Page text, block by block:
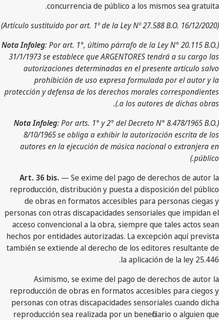
concurrencia de público a los mismos sea gratuita.
(Artículo sustituido por art. 1º de la Ley Nº 27.588 B.O. 16/12/2020)
(
Nota Infoleg: Por art. 1°, último párrafo de la Ley N° 20.115 B.O.
31/1/1973 se establece que ARGENTORES tendrá a su cargo las
autorizaciones determinadas en el presente artículo salvo
prohibición de uso expresa formulada por el autor y la
protección y defensa de los derechos morales correspondientes
a los autores de dichas obras.).
(
Nota Infoleg: Por arts. 1° y 2° del Decreto N° 8.478/1965 B.O.
8/10/1965 se obliga a exhibir la autorización escrita de los
autores en la ejecución de música nacional o extranjera en
público.)
Art. 36 bis. — Se exime del pago de derechos de autor la
reproducción, distribución y puesta a disposición del público
de obras en formatos accesibles para personas ciegas y
personas con otras discapacidades sensoriales que impidan el
acceso convencional a la obra, siempre que tales actos sean
hechos por entidades autorizadas. La excepción aquí prevista
también se extiende al derecho de los editores resultante de
la aplicación de la ley 25.446.
Asimismo, se exime del pago de derechos de autor la
reproducción de obras en formatos accesibles para ciegos y
personas con otras discapacidades sensoriales cuando dicha
reproducción sea realizada por un beneficiario o alguien que